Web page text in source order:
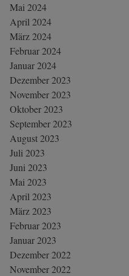
Mai 2024
April 2024
März 2024
Februar 2024
Januar 2024
Dezember 2023
November 2023
Oktober 2023
September 2023
August 2023
Juli 2023
Juni 2023
Mai 2023
April 2023
März 2023
Februar 2023
Januar 2023
Dezember 2022
November 2022